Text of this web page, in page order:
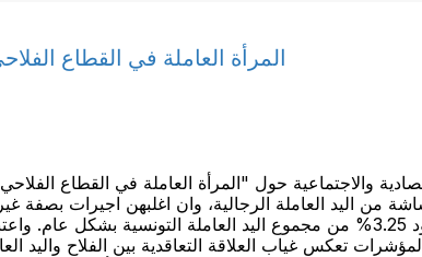
المرأة العاملة في القطاع
والاجتماعية حول "المرأة العاملة في القطاع
من اليد العاملة الرجالية، وان اغلبهن اجيرات بصفة
في القطاع الفلاحي الاجيرة بصفة قارة في حدود 3.25% من مجموع اليد
تعكس غياب العلاقة التعاقدية بين الفلاح واليد